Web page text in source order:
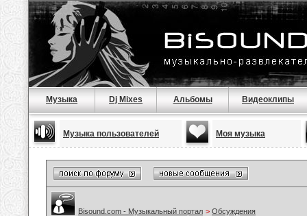
Музыка Dj Mixes Альбомы Видеоклипы
Музыка пользователей Моя музыка
Bisound.com - Музыкальный портал > Обсуждения